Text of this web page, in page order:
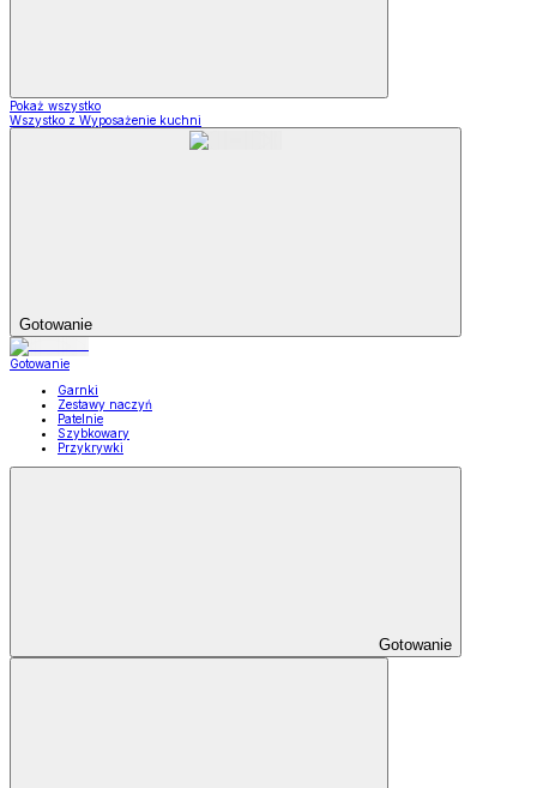
Pokaż wszystko
Wszystko z Wyposażenie kuchni
Gotowanie
Gotowanie
Garnki
Zestawy naczyń
Patelnie
Szybkowary
Przykrywki
Gotowanie